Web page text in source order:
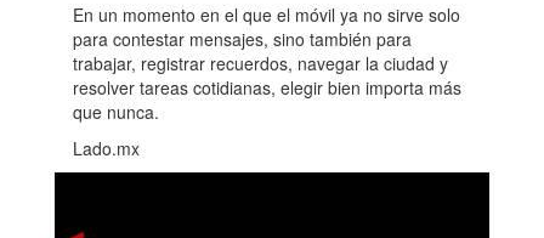
En un momento en el que el móvil ya no sirve solo
para contestar mensajes, sino también para
trabajar, registrar recuerdos, navegar la ciudad y
resolver tareas cotidianas, elegir bien importa más
que nunca.
Lado.mx